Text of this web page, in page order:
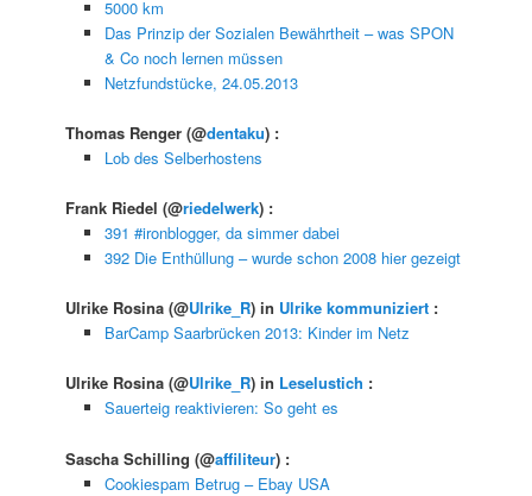
5000 km
Das Prinzip der Sozialen Bewährtheit – was SPON
& Co noch lernen müssen
Netzfundstücke, 24.05.2013
Thomas Renger(@dentaku) :
Lob des Selberhostens
Frank Riedel(@riedelwerk) :
391 #ironblogger, da simmer dabei
392 Die Enthüllung – wurde schon 2008 hier gezeigt
Ulrike Rosina(@Ulrike_R) in Ulrike kommuniziert :
BarCamp Saarbrücken 2013: Kinder im Netz
Ulrike Rosina(@Ulrike_R) in Leselustich :
Sauerteig reaktivieren: So geht es
Sascha Schilling(@affiliteur) :
Cookiespam Betrug – Ebay USA